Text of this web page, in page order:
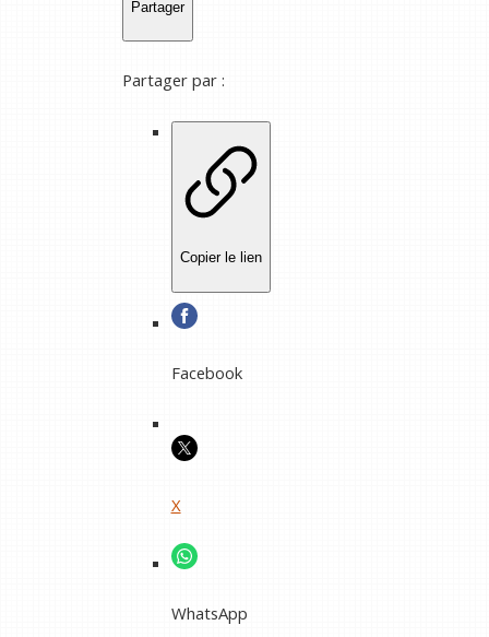
Partager
Partager par :
Copier le lien
Facebook
X
WhatsApp